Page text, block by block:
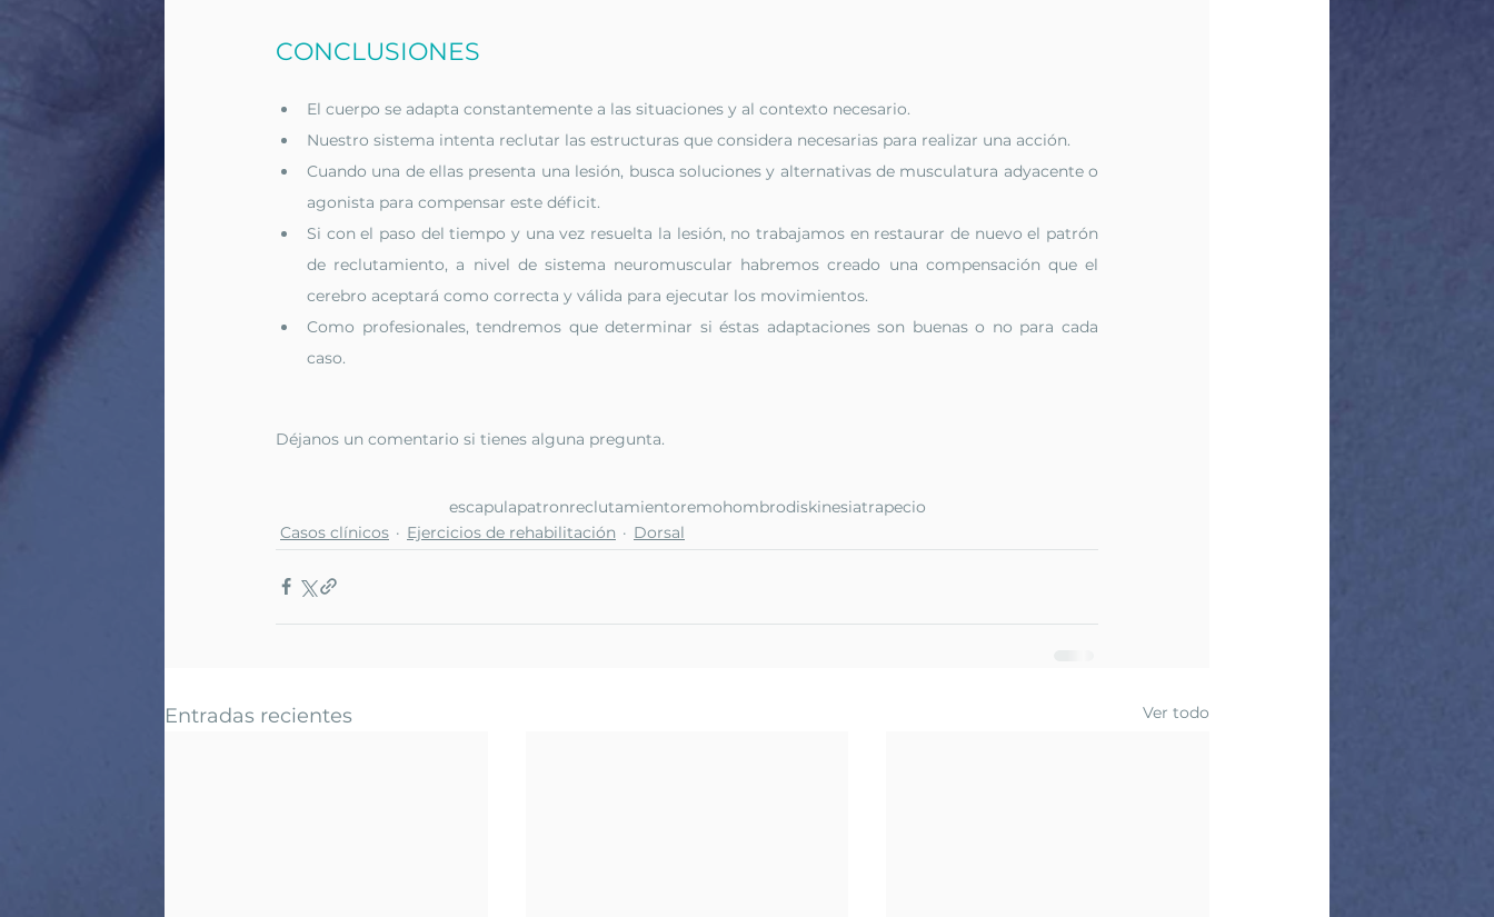
CONCLUSIONES
El cuerpo se adapta constantemente a las situaciones y al contexto necesario.
Nuestro sistema intenta reclutar las estructuras que considera necesarias para realizar una acción.
Cuando una de ellas presenta una lesión, busca soluciones y alternativas de musculatura adyacente o
agonista para compensar este déficit.
Si con el paso del tiempo y una vez resuelta la lesión, no trabajamos en restaurar de nuevo el patrón
de reclutamiento, a nivel de sistema neuromuscular habremos creado una compensación que el
cerebro aceptará como correcta y válida para ejecutar los movimientos.
Como profesionales, tendremos que determinar si éstas adaptaciones son buenas o no para cada
caso.
Déjanos un comentario si tienes alguna pregunta.
escapulapatronreclutamientoremohombrodiskinesiatrapecio
Casos clínicos
Ejercicios de rehabilitación Dorsal
Entradas recientes Ver todo